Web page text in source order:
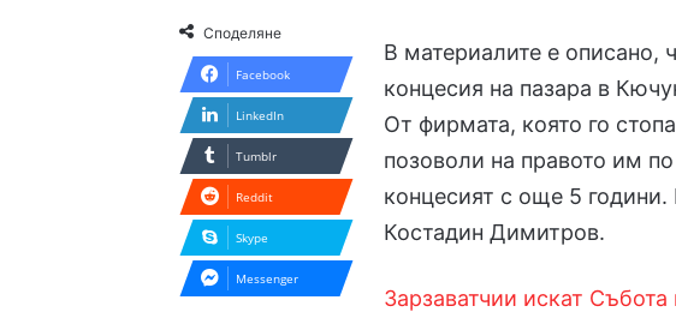
В материалите е описано,
концесия на пазара в
От фирмата, която го
позоволи на правото им
концесият с още 5 години.
Костадин Димитров.
Зарзаватчии искат
Споделяне
Facebook
LinkedIn
Tumblr
Reddit
Skype
Messenger